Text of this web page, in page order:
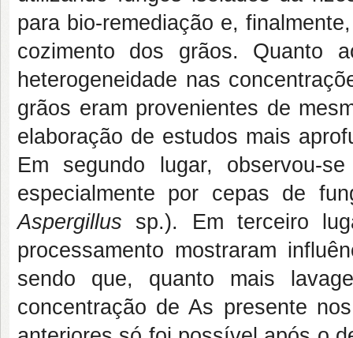
para bio-remediação e,
cozimento dos grãos. Quanto
heterogeneidade nas
grãos eram provenientes de
elaboração de estudos mais
Em segundo lugar, observou-
especialmente por cepas de
Aspergillus sp.). Em terceiro
processamento mostraram
sendo que, quanto mais
concentração de As presente